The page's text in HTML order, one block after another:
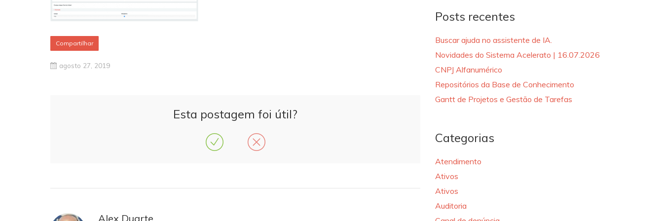
Compartilhar
agosto 27, 2019
Esta postagem foi útil?
Alex Duarte
Posts recentes
Buscar ajuda no assistente de IA.
Novidades do Sistema Acelerato | 16.07.2026
CNPJ Alfanumérico
Repositórios da Base de Conhecimento
Gantt de Projetos e Gestão de Tarefas
Categorias
Atendimento
Ativos
Ativos
Auditoria